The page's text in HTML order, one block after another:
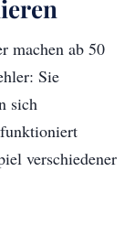
machen ab 50
Sie
sich
verschiedener